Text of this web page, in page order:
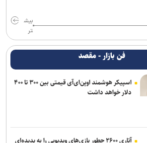
بیش
تر
فن بازار - مقصد
اسپیکر هوشمند اوپن‌ای‌آی قیمتی بین ۳۰۰ تا ۴۰۰
دلار خواهد داشت
آتاری ۲۶۰۰ چطور بازی‌های ویدیویی را به پدیده‌ای